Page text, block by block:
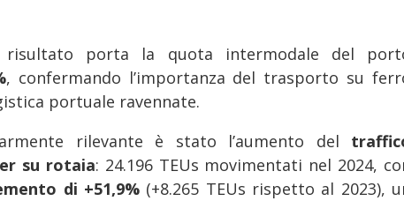
risultato porta la quota intermodale del
, confermando l’importanza del trasporto su
portuale ravennate.
rilevante è stato l’aumento del
su rotaia: 24.196 TEUs movimentati nel 2024,
di +51,9% (+8.265 TEUs rispetto al 2023),